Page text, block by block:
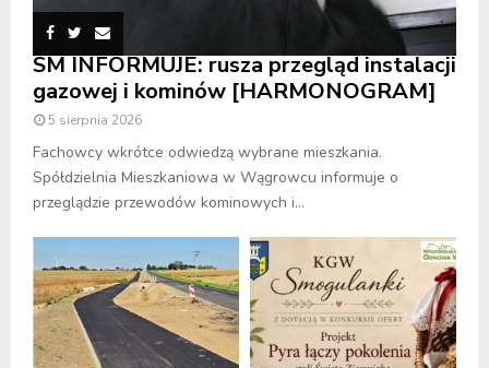
SM INFORMUJE: rusza przegląd instalacji
gazowej i kominów [HARMONOGRAM]
5 sierpnia 2026
Fachowcy wkrótce odwiedzą wybrane mieszkania.
Spółdzielnia Mieszkaniowa w Wągrowcu informuje o
przeglądzie przewodów kominowych i...